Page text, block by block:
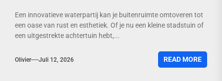
Een innovatieve waterpartij kan je buitenruimte omtoveren tot
een oase van rust en esthetiek. Of je nu een kleine stadstuin of
een uitgestrekte achtertuin hebt,...
Olivier Juli 12, 2026 READ MORE